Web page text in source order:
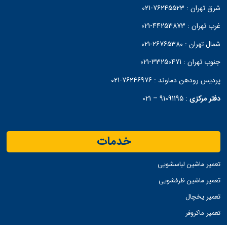
شرق تهران : 76245523-021
غرب تهران : 44253873-021
شمال تهران :
جنوب تهران : 33250471-021
پردیس رودهن دماوند :76246976-021
دفتر مرکزی :
91091195 – 021
خدمات
تعمیر ماشین لباسشویی
تعمیر ماشین ظرفشویی
تعمیر یخچال
تعمیر ماکروفر